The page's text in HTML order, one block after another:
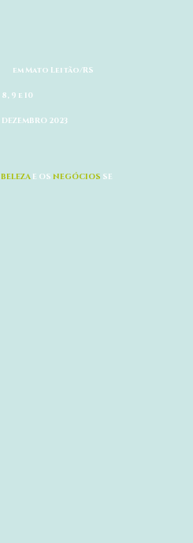
BELEZAE OS NEGÓCIOS SE
DEZEMBRO 2023
8, 9 e 10
em Mato Leitão/RS